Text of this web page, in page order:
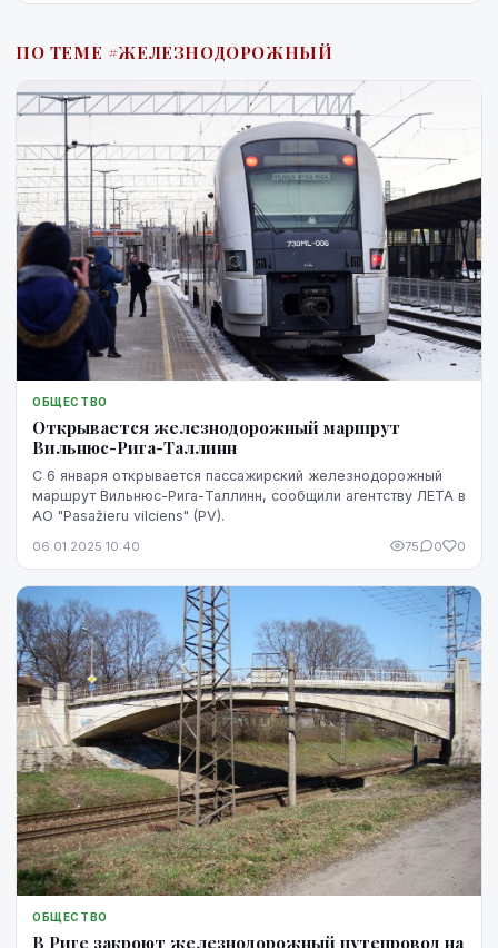
действия.
ПО ТЕМЕ #ЖЕЛЕЗНОДОРОЖНЫЙ
ОБЩЕСТВО
Открывается железнодорожный маршрут
Вильнюс-Рига-Таллинн
С 6 января открывается пассажирский железнодорожный
маршрут Вильнюс-Рига-Таллинн, сообщили агентству ЛЕТА в
АО "Pasažieru vilciens" (PV).
06.01.2025 10:40 75 0 0
ОБЩЕСТВО
В Риге закроют железнодорожный путепровод на